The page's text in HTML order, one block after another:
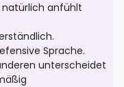
natürlich anfühlt
Sprache.
unterscheidet